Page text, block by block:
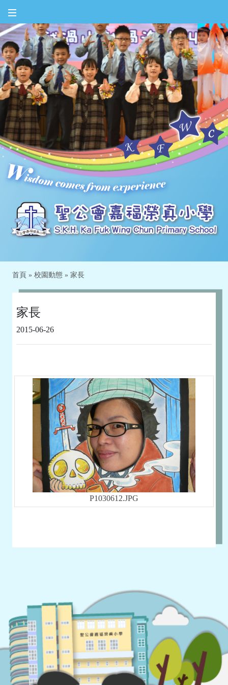
首頁 » 校園動態 » 家長
家長
2015-06-26
P1030612.JPG